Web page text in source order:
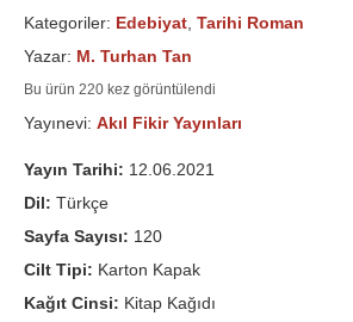
Kategoriler: Edebiyat Tarihi Roman
Yazar: M. Turhan Tan
Bu ürün 220 kez görüntülendi
Yayınevi: Akıl Fikir Yayınları
Yayın Tarihi: 12.06.2021
Dil: Türkçe
Sayfa Sayısı: 120
Cilt Tipi: Karton Kapak
Kağıt Cinsi: Kitap Kağıdı